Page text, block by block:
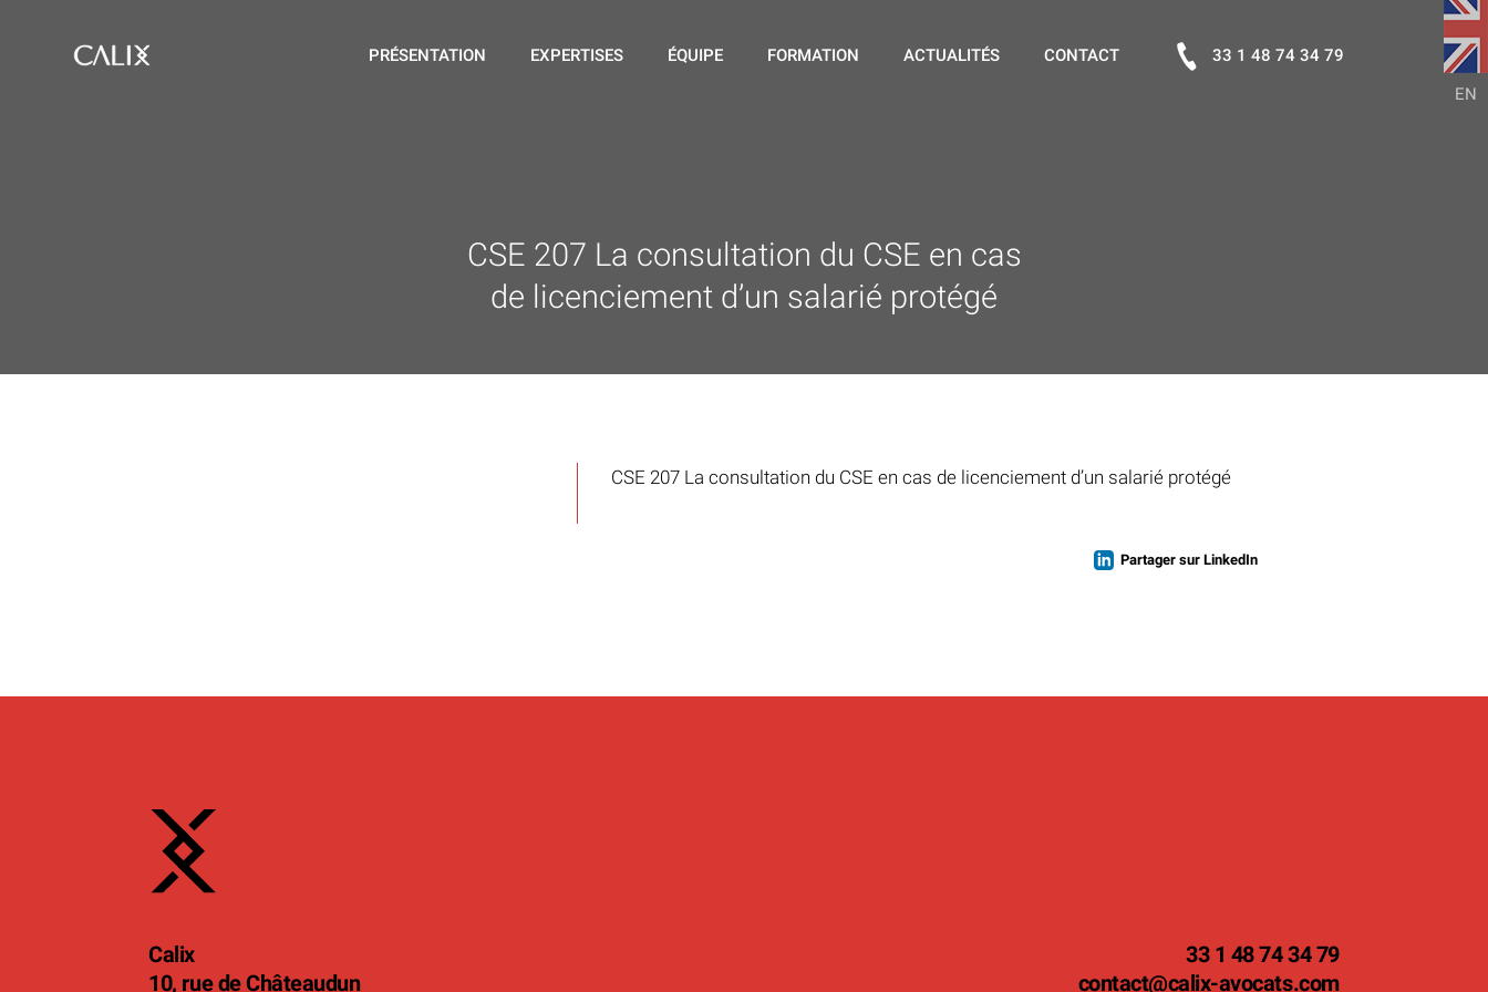
PRÉSENTATION EXPERTISES ÉQUIPE FORMATION ACTUALITÉS
CONTACT
EN
33 1 48 74 34 79
CSE 207 La consultation du CSE en cas
de licenciement d’un salarié protégé
CSE 207 La consultation du CSE en cas de licenciement d’un salarié protégé
Partager sur LinkedIn
Calix
10, rue de Châteaudun
33 1 48 74 34 79
contact@calix-avocats.com